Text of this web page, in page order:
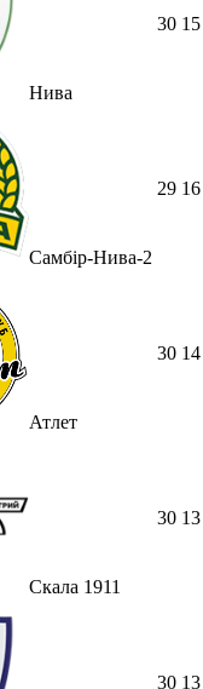
Нива
30 15
Самбір-Нива-2
29 16
Атлет
30 14
Скала 1911
30 13
30 13